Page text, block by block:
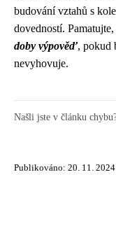
budování vztahů s
dovedností. Pamatujte,
doby výpověď, pokud
nevyhovuje.
Našli jste v článku
Publikováno: 20. 11. 2024